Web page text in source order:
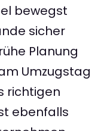
bewegst
sicher
Planung
Umzugstag
richtigen
ebenfalls